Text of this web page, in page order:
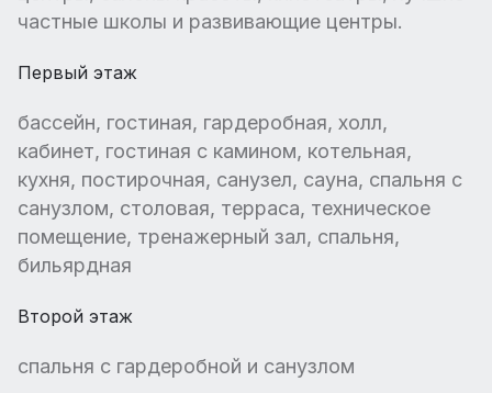
частные школы и развивающие центры.
Первый этаж
бассейн, гостиная, гардеробная, холл,
кабинет, гостиная с камином, котельная,
кухня, постирочная, санузел, сауна, спальня с
санузлом, столовая, терраса, техническое
помещение, тренажерный зал, спальня,
бильярдная
Второй этаж
спальня с гардеробной и санузлом